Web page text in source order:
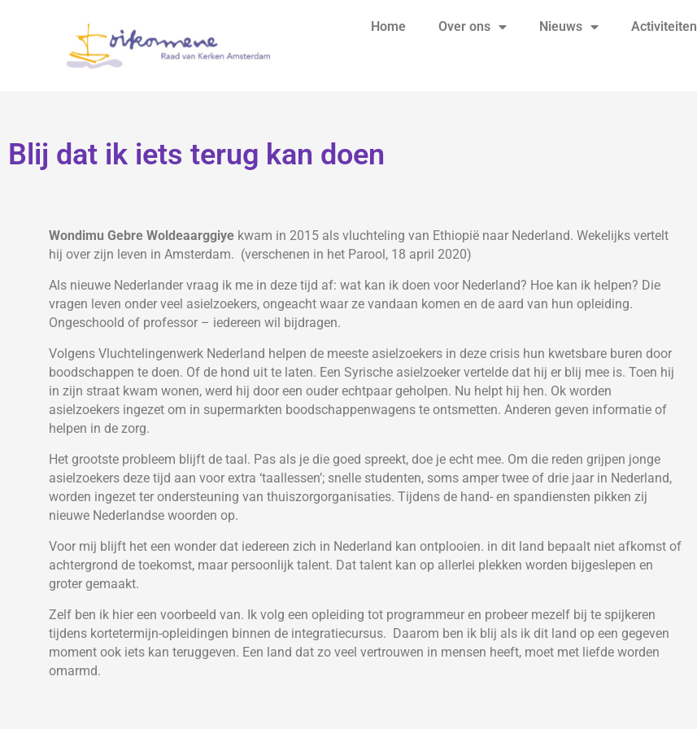
Home Over ons Nieuws Activiteiten
Blij dat ik iets terug kan doen
Wondimu Gebre Woldeaarggiye kwam in 2015 als vluchteling van Ethiopië naar Nederland. Wekelijks vertelt
hij over zijn leven in Amsterdam. (verschenen in het Parool, 18 april 2020)
Als nieuwe Nederlander vraag ik me in deze tijd af: wat kan ik doen voor Nederland? Hoe kan ik helpen? Die
vragen leven onder veel asielzoekers, ongeacht waar ze vandaan komen en de aard van hun opleiding.
Ongeschoold of professor – iedereen wil bijdragen.
Volgens Vluchtelingenwerk Nederland helpen de meeste asielzoekers in deze crisis hun kwetsbare buren door
boodschappen te doen. Of de hond uit te laten. Een Syrische asielzoeker vertelde dat hij er blij mee is. Toen hij
in zijn straat kwam wonen, werd hij door een ouder echtpaar geholpen. Nu helpt hij hen. Ok worden
asielzoekers ingezet om in supermarkten boodschappenwagens te ontsmetten. Anderen geven informatie of
helpen in de zorg.
Het grootste probleem blijft de taal. Pas als je die goed spreekt, doe je echt mee. Om die reden grijpen jonge
asielzoekers deze tijd aan voor extra ‘taallessen’; snelle studenten, soms amper twee of drie jaar in Nederland,
worden ingezet ter ondersteuning van thuiszorgorganisaties. Tijdens de hand- en spandiensten pikken zij
nieuwe Nederlandse woorden op.
Voor mij blijft het een wonder dat iedereen zich in Nederland kan ontplooien. in dit land bepaalt niet afkomst of
achtergrond de toekomst, maar persoonlijk talent. Dat talent kan op allerlei plekken worden bijgeslepen en
groter gemaakt.
Zelf ben ik hier een voorbeeld van. Ik volg een opleiding tot programmeur en probeer mezelf bij te spijkeren
tijdens kortetermijn-opleidingen binnen de integratiecursus. Daarom ben ik blij als ik dit land op een gegeven
moment ook iets kan teruggeven. Een land dat zo veel vertrouwen in mensen heeft, moet met liefde worden
omarmd.